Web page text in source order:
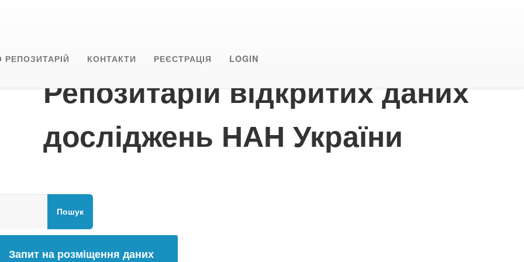
РЕПОЗИТАРІЙ КОНТАКТИ РЕЄСТРАЦІЯ LOGIN
Репозитарій відкритих даних
досліджень НАН України
Пошук
Запит на розміщення даних